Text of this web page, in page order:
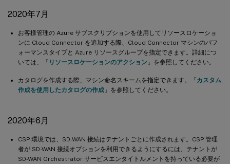
2020年7月
お客様管理の Azure サブスクリプションを使用してリソースロケーショ
ンに Cloud Connector を追加する際、Cloud Connector マシンのパフ
ォーマンスタイプと Azure リソースグループを指定できます。詳細につ
いては、「 リソースロケーションのアクション 」を参照してください。
カタログを作成する際、マシン命名スキームを指定できます。「カスタム
作成を使用したカタログの作成 」を参照してください。
2020年6月
CSP 環境では、SD-WAN 接続はテナントごとに作成されます。CSP 管理
者が SD-WAN 接続オプションを利用できるようにするには、テナントが
SD-WAN Orchestrator サービスエンタイトルメントを持っている必要が